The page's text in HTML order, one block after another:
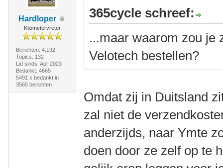
Hardloper
Kilometervreter
Berichten: 4.192
Topics: 132
Lid sinds: Apr 2023
Bedankt: 4665
5491 x bedankt in
3565 berichten
365cycle schreef:
...maar waarom zou je
Velotech bestellen?
Omdat zij in Duitsland
zal niet de
anderzijds, naar Ymte
doen door ze zelf op te